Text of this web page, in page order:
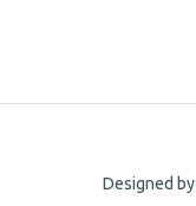
Designed by